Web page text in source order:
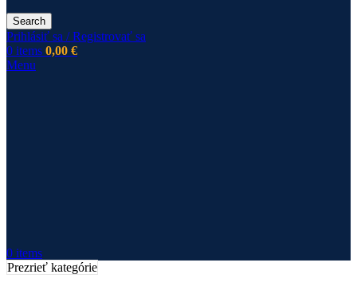
Search
Prihlásiť sa / Registrovať sa
0 items 0,00 €
Menu
0 items
Prezrieť kategórie